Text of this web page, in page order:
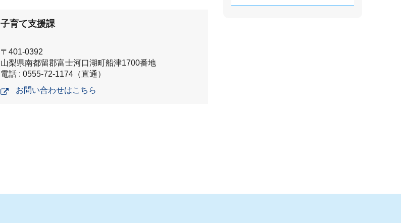
子育て支援課
〒401-0392
山梨県南都留郡富士河口湖町船津1700番地
電話 : 0555-72-1174（直通）
お問い合わせはこちら